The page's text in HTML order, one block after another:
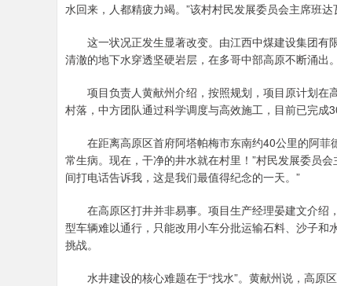
水回来，人都精疲力竭。”该村村民发展委员会主席班
这一状况正发生显著改变。由江西中煤建设集团有
清澈的地下水穿透坚硬岩层，在多哥中部高原不断涌出。
项目负责人黄献州介绍，按照规划，项目原计划在
村落，中方团队通过科学调度与高效施工，目前已完成
在距离高原区首府阿塔帕梅市东南约40公里的阿菲
常生病。现在，干净的井水就在村里！”村民发展委员
间打电话告诉我，这是我们最值得纪念的一天。”
在高原区打井并非易事。项目生产经理晏建文介绍
型车辆难以通行，只能改用小车分批运输石料、沙子
挑战。
水井建设的核心难题在于“找水”。黄献州说，高原